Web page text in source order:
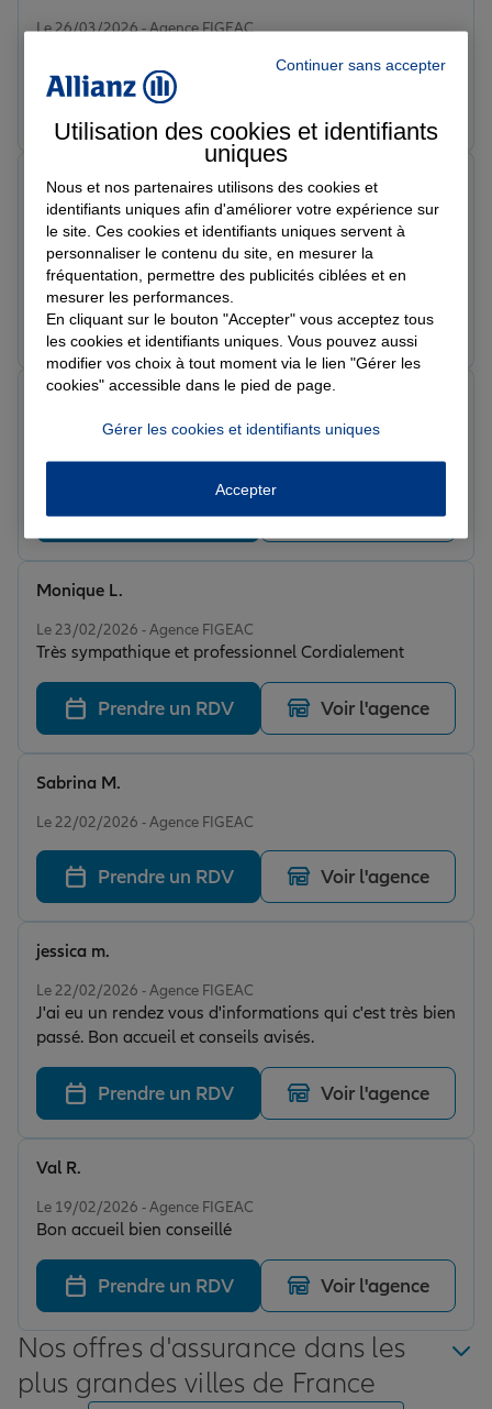
Le 26/03/2026 - Agence FIGEAC
Prendre un RDV
Le 27/02/2026 - Agence FIGEAC
Service impeccable rien a redire, personnel a l'écoute
et réactif. Merci
ruddy n.
Prendre un RDV Voir l'agence
Le 27/02/2026 - Agence FIGEAC
Très accueillant et à l'écoute.
Prendre un RDV Voir l'agence
Le 23/02/2026 - Agence FIGEAC
Très sympathique et professionnel Cordialement
Monique L.
Prendre un RDV Voir l'agence
Le 22/02/2026 - Agence FIGEAC
Sabrina M.
Prendre un RDV Voir l'agence
Le 22/02/2026 - Agence FIGEAC
J'ai eu un rendez vous d'informations qui c'est très bien
passé. Bon accueil et conseils avisés.
jessica m.
Prendre un RDV Voir l'agence
Le 19/02/2026 - Agence FIGEAC
Bon accueil bien conseillé
Val R.
Prendre un RDV Voir l'agence
Nos offres d'assurance dans les
plus grandes villes de France
Continuer sans accepter
Utilisation des cookies et identifiants
uniques
Nous et nos partenaires utilisons des cookies et
identifiants uniques afin d'améliorer votre expérience sur
le site. Ces cookies et identifiants uniques servent à
personnaliser le contenu du site, en mesurer la
fréquentation, permettre des publicités ciblées et en
mesurer les performances.
En cliquant sur le bouton "Accepter" vous acceptez tous
les cookies et identifiants uniques. Vous pouvez aussi
modifier vos choix à tout moment via le lien "Gérer les
cookies" accessible dans le pied de page.
Gérer les cookies et identifiants uniques
Accepter